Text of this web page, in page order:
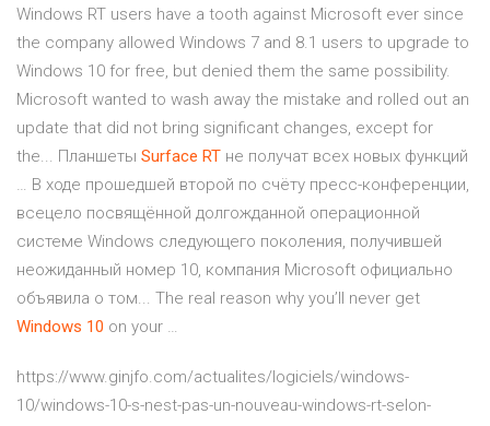
Windows RT users have a tooth against Microsoft ever since
the company allowed Windows 7 and 8.1 users to upgrade to
Windows 10 for free, but denied them the same possibility.
Microsoft wanted to wash away the mistake and rolled out an
update that did not bring significant changes, except for
the... Планшеты Surface RT не получат всех новых функций
… В ходе прошедшей второй по счёту пресс-конференции,
всецело посвящённой долгожданной операционной
системе Windows следующего поколения, получившей
неожиданный номер 10, компания Microsoft официально
объявила о том... The real reason why you’ll never get
Windows 10 on your …
https://www.ginjfo.com/actualites/logiciels/windows-
10/windows-10-s-nest-pas-un-nouveau-windows-rt-selon-